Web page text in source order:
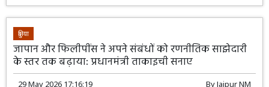
ऐतिहासिक योजना को मंजूरी दी है। इसके तहत
बीएस-6 वाहनों से बदला जाएगा। वाहन मालिकों को 5% ब्याज
सब्सिडी, ईंधन वाउचर और टैक्स में भारी छूट मिलेगी।
Read More...